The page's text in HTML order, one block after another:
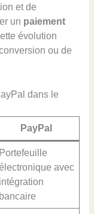
et de
un paiement
évolution
ou de
dans le
PayPal
Portefeuille
avec
intégration
bancaire